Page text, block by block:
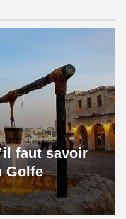
faut savoir
Golfe